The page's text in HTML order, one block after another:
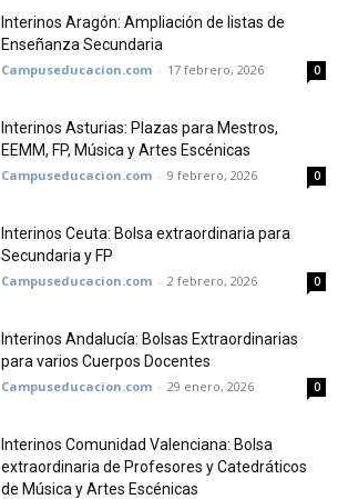
Interinos Aragón: Ampliación de listas de
Enseñanza Secundaria
Campuseducacion.com - 17 febrero, 2026 0
Interinos Asturias: Plazas para Mestros,
EEMM, FP, Música y Artes Escénicas
Campuseducacion.com - 9 febrero, 2026 0
Interinos Ceuta: Bolsa extraordinaria para
Secundaria y FP
Campuseducacion.com - 2 febrero, 2026 0
Interinos Andalucía: Bolsas Extraordinarias
para varios Cuerpos Docentes
Campuseducacion.com - 29 enero, 2026 0
Interinos Comunidad Valenciana: Bolsa
extraordinaria de Profesores y Catedráticos
de Música y Artes Escénicas